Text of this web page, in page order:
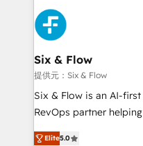
more people - Get the most out of your HubSpot
investment
HubSpot Elite Partner,
and Customer First
Reviews and 4.9/5 rating in
helps the following
improvement &
commercialization, real
SaaS, Software Dev &
the United States, EU,
Six & Flow
提供元：Six & Flow
Six & Flow is an AI-
RevOps partner
grow with clarity,
Elite5.0